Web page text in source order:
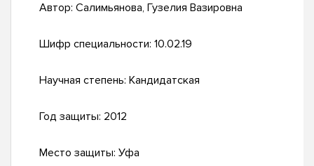
Автор: Салимьянова, Гузелия Вазировна
Шифр специальности: 10.02.19
Научная степень: Кандидатская
Год защиты: 2012
Место защиты: Уфа